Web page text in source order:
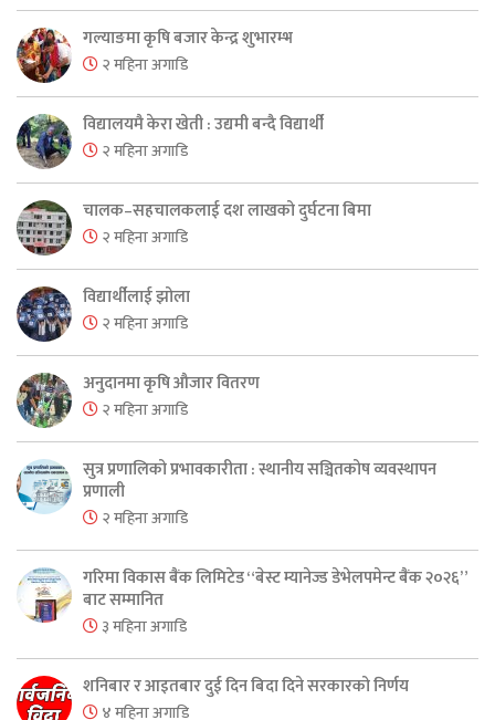
गल्याङमा कृषि बजार केन्द्र शुभारम्भ
२ महिना अगाडि
विद्यालयमै केरा खेती : उद्यमी बन्दै विद्यार्थी
२ महिना अगाडि
चालक–सहचालकलाई दश लाखको दुर्घटना बिमा
२ महिना अगाडि
विद्यार्थीलाई झोला
२ महिना अगाडि
अनुदानमा कृषि औजार वितरण
२ महिना अगाडि
सुत्र प्रणालिको प्रभावकारीता : स्थानीय सञ्चितकोष व्यवस्थापन
प्रणाली
२ महिना अगाडि
गरिमा विकास बैंक लिमिटेड “बेस्ट म्यानेज्ड डेभेलपमेन्ट बैंक २०२६”
बाट सम्मानित
३ महिना अगाडि
शनिबार र आइतबार दुई दिन बिदा दिने सरकारको निर्णय
४ महिना अगाडि